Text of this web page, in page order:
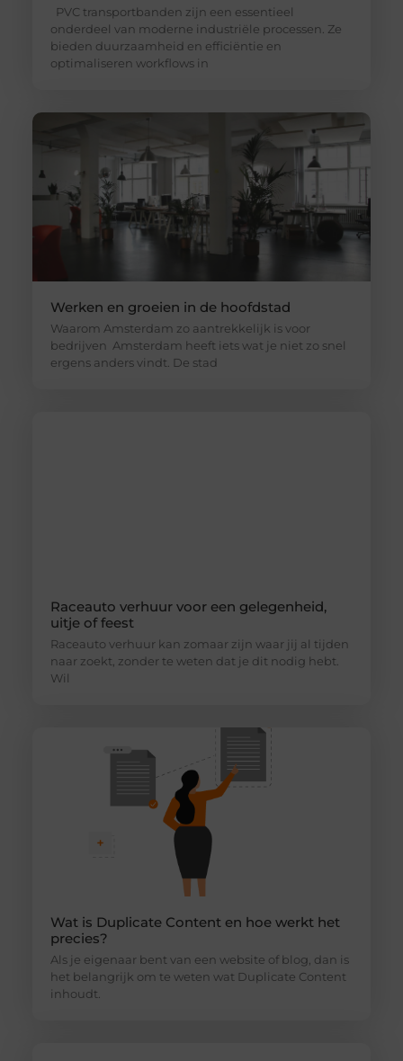
PVC transportbanden zijn een essentieel
onderdeel van moderne industriële processen. Ze
bieden duurzaamheid en efficiëntie en
optimaliseren workflows in
Werken en groeien in de hoofdstad
Waarom Amsterdam zo aantrekkelijk is voor
bedrijven Amsterdam heeft iets wat je niet zo snel
ergens anders vindt. De stad
Raceauto verhuur voor een gelegenheid,
uitje of feest
Raceauto verhuur kan zomaar zijn waar jij al tijden
naar zoekt, zonder te weten dat je dit nodig hebt.
Wil
Wat is Duplicate Content en hoe werkt het
precies?
Als je eigenaar bent van een website of blog, dan is
het belangrijk om te weten wat Duplicate Content
inhoudt.